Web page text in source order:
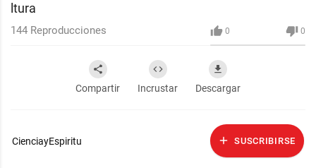
ltura
0 0
144 Reproducciones
Compartir Incrustar Descargar
CienciayEspiritu SUSCRIBIRSE